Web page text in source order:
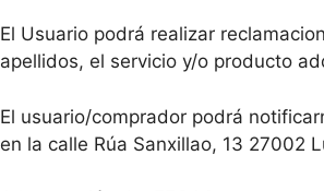
El Usuario podrá realizar
apellidos, el servicio y/o producto
El usuario/comprador podrá
en la calle Rúa Sanxillao, 13 27002